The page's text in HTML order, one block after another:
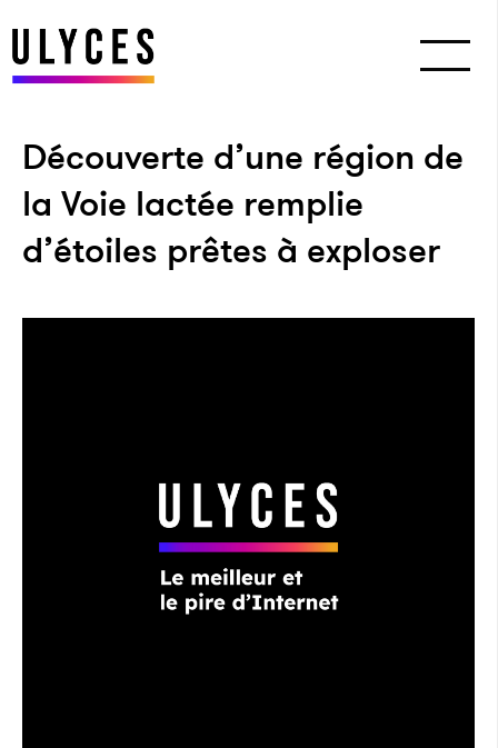
Découverte d’une région de
la Voie lactée remplie
d’étoiles prêtes à exploser